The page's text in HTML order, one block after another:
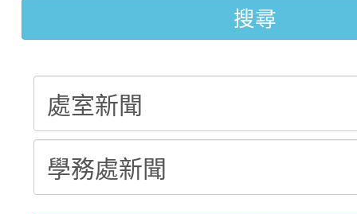
學年度第1學期第9次
轉知：本市公務人員
1次會員大會暨第7屆會
推動社區運動俱樂部營
計畫」1 份，請踴躍報
權責核予出席人員公(
搜尋